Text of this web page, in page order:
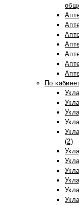
По
(2)